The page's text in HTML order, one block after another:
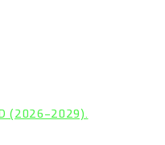
(2026–2029).